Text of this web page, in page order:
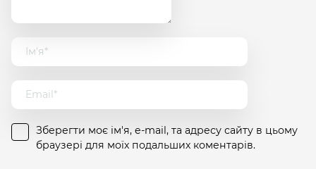
Зберегти моє ім'я, e-mail, та адресу сайту в цьому
браузері для моїх подальших коментарів.